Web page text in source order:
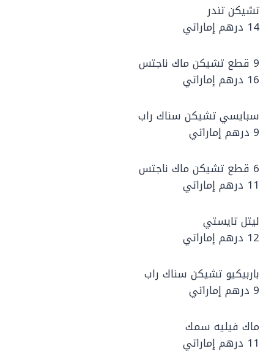
تشيكن تندر
14 درهم إماراتي
9 قطع تشيكن ماك ناجتس
16 درهم إماراتي
سبايسي تشيكن سناك راب
9 درهم إماراتي
6 قطع تشيكن ماك ناجتس
11 درهم إماراتي
ليتل تايستي
12 درهم إماراتي
باربيكيو تشيكن سناك راب
9 درهم إماراتي
ماك فيليه سمك
11 درهم إماراتي